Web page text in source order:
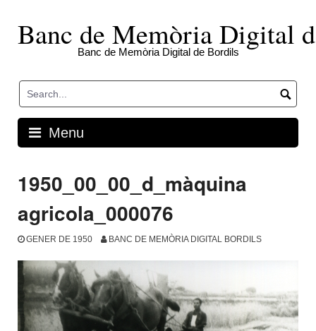
contentBanc de Memòria Digital
Banc de Memòria Digital de Bordils
Menu
1950_00_00_d_màquina
agricola_000076
GENER DE 1950 BANC DE MEMÒRIA DIGITAL BORDILS